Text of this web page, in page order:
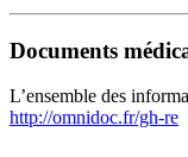
Documents
L’ensemble des
http://omnidoc.fr/gh-re